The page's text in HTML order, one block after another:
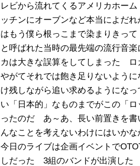
レビから流れてくるアメリカホー
ッチンにオーブンなど本当によだ
はもう僕ら根っこまで染まりきっ
と呼ばれた当時の最先端の流行音
カは大きな誤算をしてしまった ロ
やがてそれでは飽き足りないよう
け残しながら追い求めるようにな
い「日本的」なものまでがこの「
ったのだ あ～あ、長い前置きを書
んなことを考えないわけにはいか
今日のライブは企画イベントで
しだった 3組のバンドが出演した